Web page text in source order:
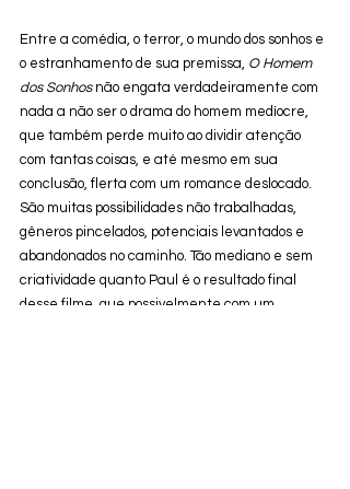
Entre a comédia, o terror, o mundo dos sonhos e
o estranhamento de sua premissa, O Homem
dos Sonhos não engata verdadeiramente com
nada a não ser o drama do homem medíocre,
que também perde muito ao dividir atenção
com tantas coisas, e até mesmo em sua
conclusão, flerta com um romance deslocado.
São muitas possibilidades não trabalhadas,
gêneros pincelados, potenciais levantados e
abandonados no caminho. Tão mediano e sem
criatividade quanto Paul é o resultado final
desse filme, que possivelmente com um